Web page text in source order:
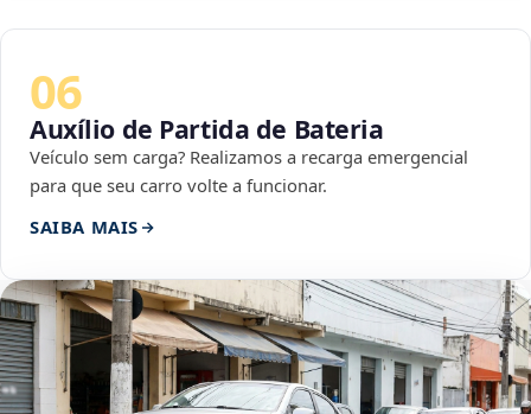
06
Auxílio de Partida de Bateria
Veículo sem carga? Realizamos a recarga emergencial
para que seu carro volte a funcionar.
SAIBA MAIS